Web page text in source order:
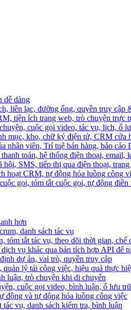
dễ dàng
liên lạc, đường ống, quyền truy cập
tiện ích trang web, trò chuyện trực
cuộc gọi video, tác vụ, lịch, ổ
mục, kho, chữ ký điện tử, CRM cửa
nhân viên, Trí tuệ bán hàng, báo cáo
toán, hệ thống điện thoại, email,
hội, SMS, tiếp thị qua điện thoại,
hoạt CRM, tự động hóa luồng công
gọi, tóm tắt cuộc gọi, tự động
hơn
danh sách tác vụ
tóm tắt tác vụ, theo dõi thời gian, chế
vụ khác qua bản tích hợp API để
dự án, vai trò, quyền truy cập
quản lý tải công việc, hiệu quả thực
luận, trò chuyện khi di chuyển
cuộc gọi video, bình luận, ổ lưu
động và tự động hóa luồng công việc
vụ, danh sách kiểm tra, bình luận